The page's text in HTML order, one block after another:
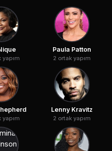
yapım
Paula Patton
2 ortak yapım
yapım
Lenny Kravitz
2 ortak yapım